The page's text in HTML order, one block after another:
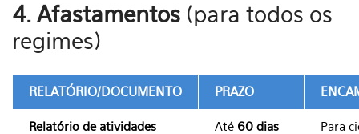
4. Afastamentos (para todos os
regimes)
RELATÓRIO/DOCUMENTO PRAZO
Relatório de atividades
Até 60 dias
Para